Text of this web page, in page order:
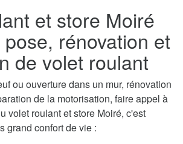
et store Moiré
rénovation et
de volet roulant
ou ouverture dans un mur, rénovation
de la motorisation, faire appel à
volet roulant et store Moiré, c'est
grand confort de vie :